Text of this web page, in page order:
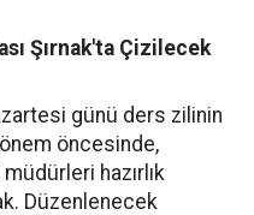
Şırnak'ta Çizilecek
günü ders zilinin
öncesinde,
hazırlık
Düzenlenecek